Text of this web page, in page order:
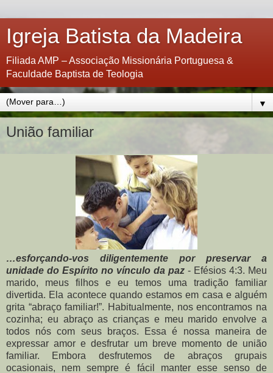
Igreja Batista da Madeira
Filiada AMP – Associação Missionária Portuguesa &
Faculdade Baptista de Teologia
▼
União familiar
…esforçando-vos diligentemente por preservar a
unidade do Espírito no vínculo da paz - Efésios 4:3. Meu
marido, meus filhos e eu temos uma tradição familiar
divertida. Ela acontece quando estamos em casa e alguém
grita “abraço familiar!”. Habitualmente, nos encontramos na
cozinha; eu abraço as crianças e meu marido envolve a
todos nós com seus braços. Essa é nossa maneira de
expressar amor e desfrutar um breve momento de união
familiar. Embora desfrutemos de abraços grupais
ocasionais, nem sempre é fácil manter esse senso de